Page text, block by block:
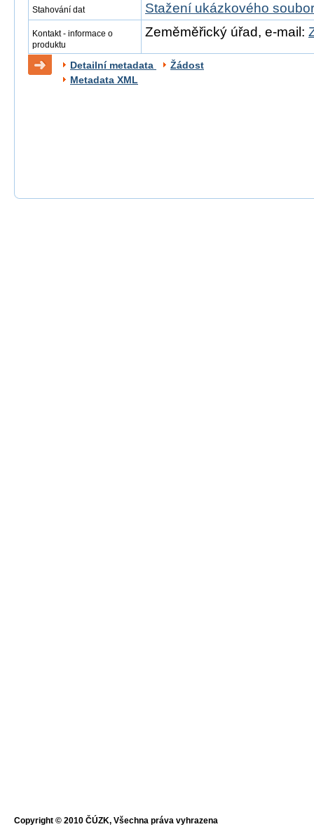
Stahování dat Stažení ukázkového
Kontakt - informace o
produktu
Zeměměřický úřad, e-mail:
Detailní metadata
Žádost
Metadata XML
Copyright © 2010 ČÚZK, Všechna práva vyhrazena